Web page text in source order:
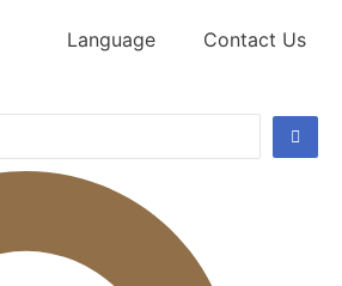
Language Contact Us